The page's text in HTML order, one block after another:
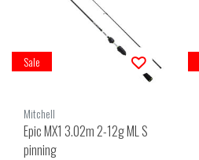
Sale
Mitchell
Epic MX1 3.02m 2-12g ML S
pinning